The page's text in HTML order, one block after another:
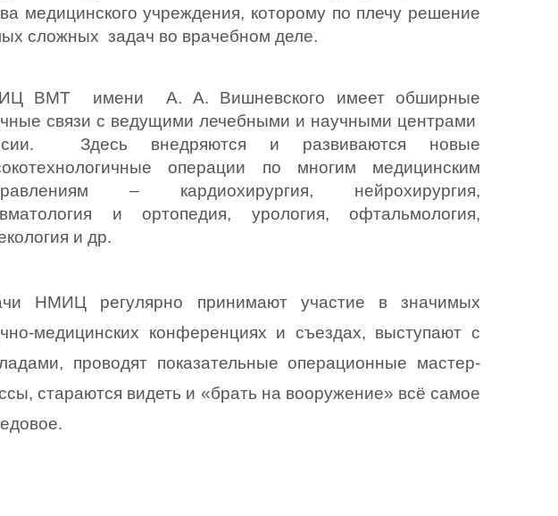
медицинского учреждения, которому по плечу решение
сложных  задач во врачебном деле.
ВМТ  имени  А. А. Вишневского имеет обширные
связи с ведущими лечебными и научными центрами
Здесь внедряются и развиваются новые
операции по многим медицинским
– кардиохирургия, нейрохирургия,
и ортопедия, урология, офтальмология,
и др.
НМИЦ регулярно принимают участие в значимых
медицинских конференциях и съездах, выступают с
проводят показательные операционные мастер-
стараются видеть и «брать на вооружение» всё самое